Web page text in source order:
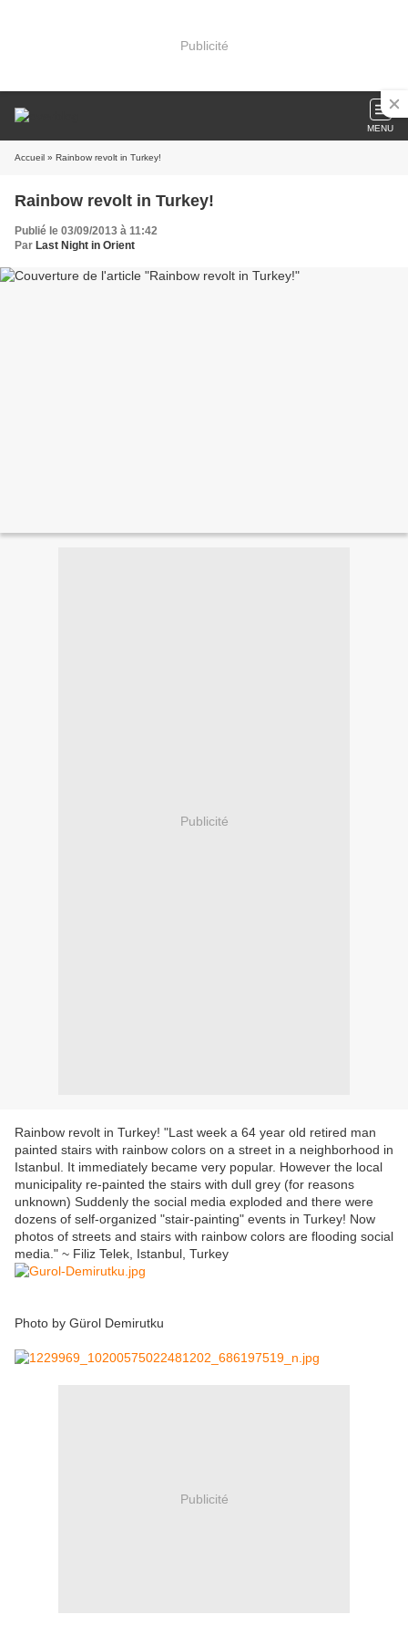
Publicité
MENU
Accueil » Rainbow revolt in Turkey!
Rainbow revolt in Turkey!
Publié le 03/09/2013 à 11:42
Par Last Night in Orient
Publicité
Rainbow revolt in Turkey! "Last week a 64 year old retired man
painted stairs with rainbow colors on a street in a neighborhood in
Istanbul. It immediately became very popular. However the local
municipality re-painted the stairs with dull grey (for reasons
unknown) Suddenly the social media exploded and there were
dozens of self-organized "stair-painting" events in Turkey! Now
photos of streets and stairs with rainbow colors are flooding social
media." ~ Filiz Telek, Istanbul, Turkey
Photo by Gürol Demirutku
Publicité